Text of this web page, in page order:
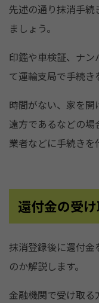
先述の通り抹消手続
ましょう。
印鑑や車検証、ナ
て運輸支局で手続き
時間がない、家を
遠方であるなどの
業者などに手続きを
還付金の受
抹消登録後に還付金
のか解説します。
金融機関で受け取る